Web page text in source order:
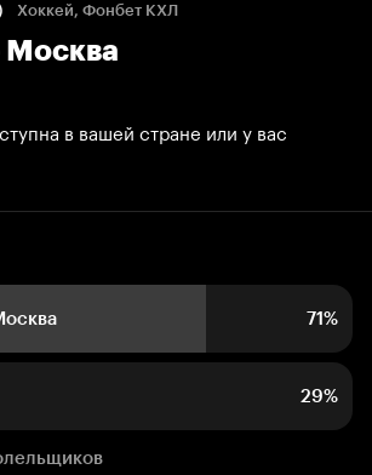
Хоккей, Фонбет КХЛ
в вашей стране или у вас
71%
29%